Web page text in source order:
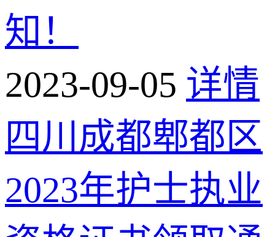
知！
2023-09-05 详情
四川成都郫都区
2023年护士执业